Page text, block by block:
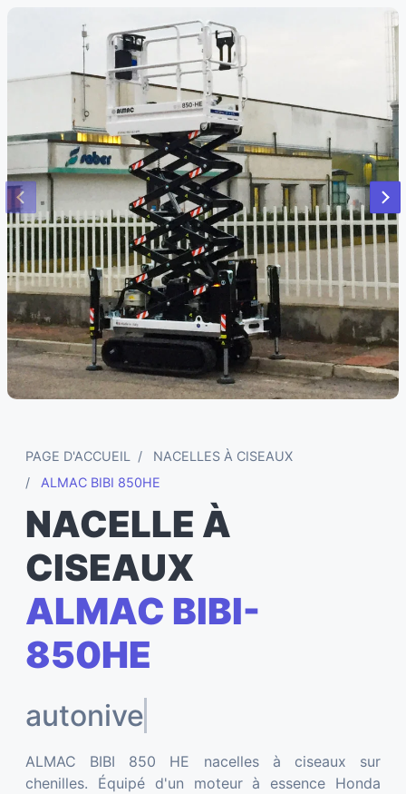
PAGE D'ACCUEIL
NACELLES À CISEAUX
ALMAC BIBI 850HE
NACELLE À
CISEAUX
ALMAC BIBI-
850HE
autonivelant
ALMAC BIBI 850 HE nacelles à ciseaux sur
chenilles. Équipé d'un moteur à essence Honda